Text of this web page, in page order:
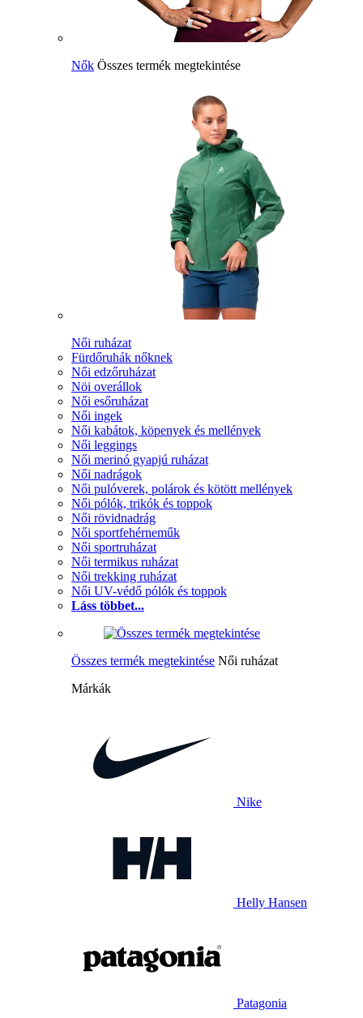
Nők Összes termék megtekintése
Női ruházat
Fürdőruhák nőknek
Női edzőruházat
Nöi overállok
Női esőruházat
Női ingek
Női kabátok, köpenyek és mellények
Női leggings
Női merinó gyapjú ruházat
Női nadrágok
Női pulóverek, polárok és kötött mellények
Női pólók, trikók és toppok
Női rövidnadrág
Női sportfehérneműk
Női sportruházat
Női termikus ruházat
Női trekking ruházat
Női UV-védő pólók és toppok
Láss többet...
Összes termék megtekintése Női ruházat
Márkák
Nike
Helly Hansen
Patagonia